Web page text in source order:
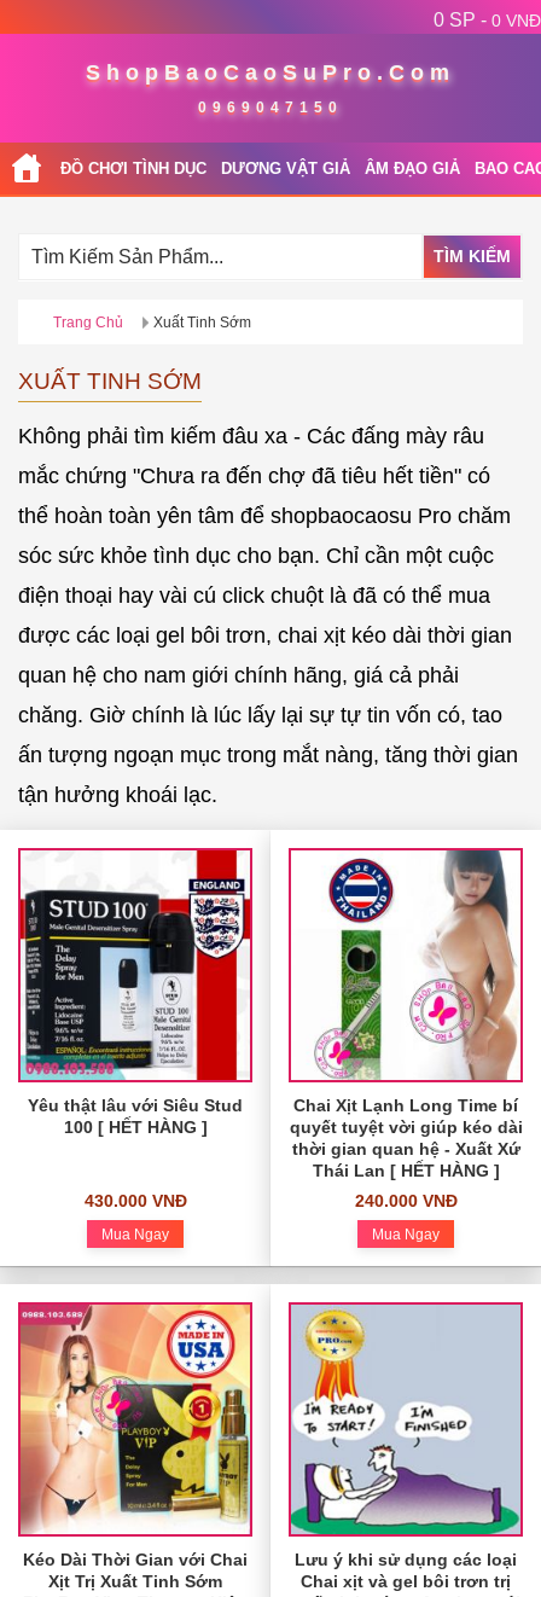
0 SP - 0 VNĐ
ShopBaoCaoSuPro.Com
0969047150
ĐỒ CHƠI TÌNH DỤC DƯƠNG VẬT GIẢ ÂM ĐẠO GIẢ BAO
TÌM KIẾM
Trang Chủ Xuất Tinh Sớm
XUẤT TINH SỚM
Không phải tìm kiếm đâu xa - Các đấng mày râu
mắc chứng "Chưa ra đến chợ đã tiêu hết tiền" có
thể hoàn toàn yên tâm để shopbaocaosu Pro chăm
sóc sức khỏe tình dục cho bạn. Chỉ cần một cuộc
điện thoại hay vài cú click chuột là đã có thể mua
được các loại gel bôi trơn, chai xịt kéo dài thời gian
quan hệ cho nam giới chính hãng, giá cả phải
chăng. Giờ chính là lúc lấy lại sự tự tin vốn có, tao
ấn tượng ngoạn mục trong mắt nàng, tăng thời gian
tận hưởng khoái lạc.
Yêu thật lâu với Siêu Stud
100 [ HẾT HÀNG ]
430.000 VNĐ
Mua Ngay
Chai Xịt Lạnh Long Time bí
quyết tuyệt vời giúp kéo dài
thời gian quan hệ - Xuất Xứ
Thái Lan [ HẾT HÀNG ]
240.000 VNĐ
Mua Ngay
Kéo Dài Thời Gian với Chai
Xịt Trị Xuất Tinh Sớm
Lưu ý khi sử dụng các loại
Chai xịt và gel bôi trơn trị